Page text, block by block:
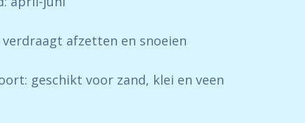
verdraagt afzetten en snoeien
geschikt voor zand, klei en veen